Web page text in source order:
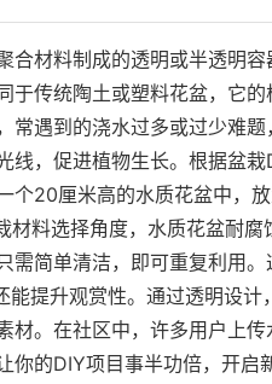
合材料制成的透明或半透明
于传统陶土或塑料花盆，它
常遇到的浇水过多或过少难
线，促进植物生长。根据盆
个20厘米高的水质花盆中，
材料选择角度，水质花盆耐
需简单清洁，即可重复利用
提升观赏性。通过透明设
材。在社区中，许多用户上
你的DIY项目事半功倍，开